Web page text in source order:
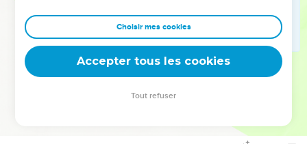
Vous ne me construirez pas un autel auquel on accède
par des marches, afin que l’on n’aperçoive pas d’en bas la
nudité de celui qui y monterait.” »
© Société biblique française – Bibli’O, 1997, avec autorisation. Pour vous procurer
Choisir mes cookies
Accepter tous les cookies
Tout refuser